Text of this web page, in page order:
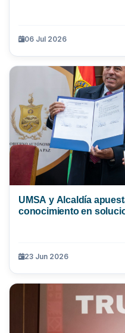
06 Jul 2026
UMSA y Alcaldía
conocimiento en
23 Jun 2026